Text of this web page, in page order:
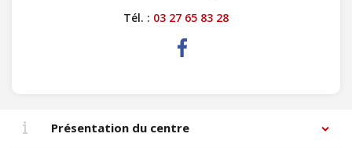
Tél. : 03 27 65 83 28
Présentation du centre